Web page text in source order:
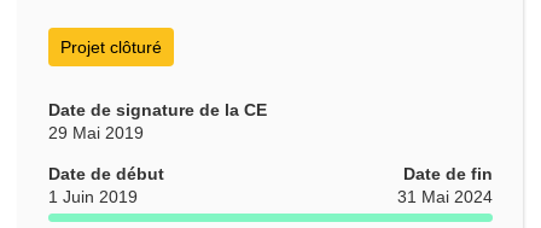
Projet clôturé
Date de signature de la CE
29 Mai 2019
Date de début
1 Juin 2019
Date de fin
31 Mai 2024